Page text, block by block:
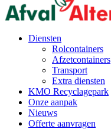
Diensten
Rolcontainers
Afzetcontainers
Transport
Extra diensten
KMO Recyclagepark
Onze aanpak
Nieuws
Offerte aanvragen